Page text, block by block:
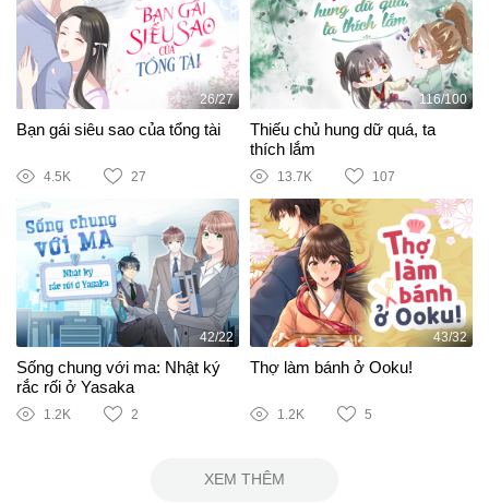
26/27
Bạn gái siêu sao của tổng tài
4.5K 27
116/100
Thiếu chủ hung dữ quá, ta
thích lắm
13.7K 107
42/22
Sống chung với ma: Nhật ký
rắc rối ở Yasaka
1.2K 2
43/32
Thợ làm bánh ở Ooku!
1.2K 5
XEM THÊM